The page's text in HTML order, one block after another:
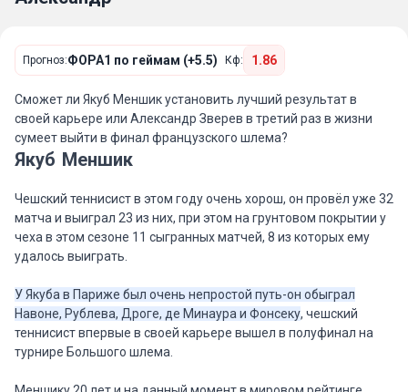
Прогноз:ФОРА1 по геймам (+5.5) Кф: 1.86
Сможет ли Якуб Меншик установить лучший результат в
своей карьере или Александр Зверев в третий раз в жизни
сумеет выйти в финал французского шлема?
Якуб Меншик
Чешский теннисист в этом году очень хорош, он провёл уже 32
матча и выиграл 23 из них, при этом на грунтовом покрытии у
чеха в этом сезоне 11 сыгранных матчей, 8 из которых ему
удалось выиграть.
У Якуба в Париже был очень непростой путь-он обыграл
Навоне, Рублева, Дроге, де Минаура и Фонсеку, чешский
теннисист впервые в своей карьере вышел в полуфинал на
турнире Большого шлема.